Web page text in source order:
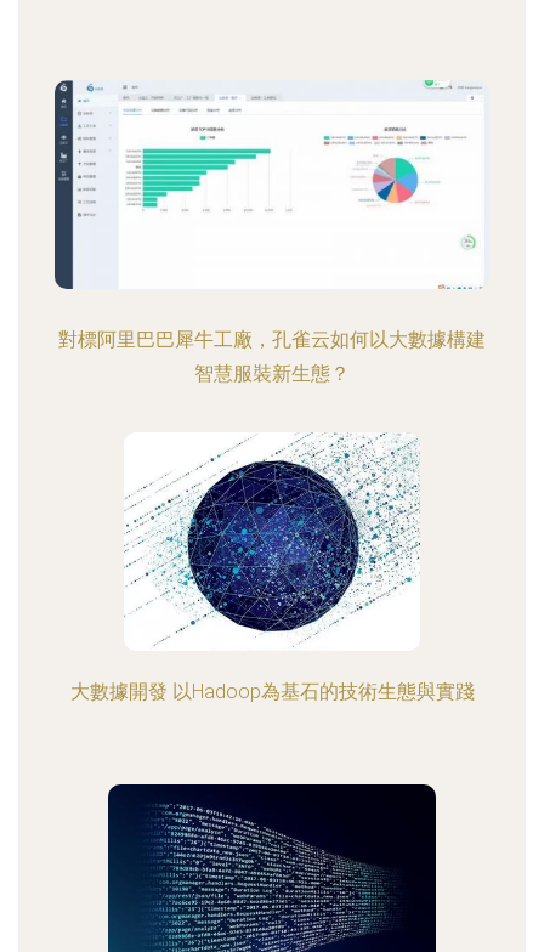
對標阿里巴巴犀牛工廠，孔雀云如何以大數據構建
智慧服裝新生態？
大數據開發 以Hadoop為基石的技術生態與實踐